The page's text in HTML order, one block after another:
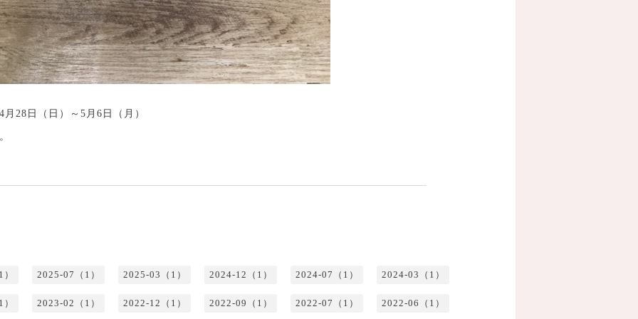
28日（日）～5月6日（月）
2025-07（1） 2025-03（1） 2024-12（1） 2024-07（1） 2024-03（1）
2023-02（1） 2022-12（1） 2022-09（1） 2022-07（1） 2022-06（1）